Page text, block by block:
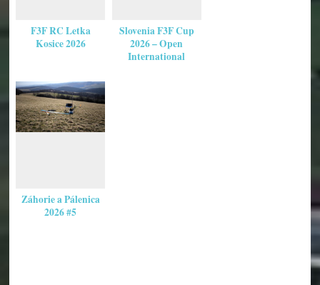
F3F RC Letka
Kosice 2026
Slovenia F3F Cup
2026 – Open
International
Záhorie a Pálenica
2026 #5